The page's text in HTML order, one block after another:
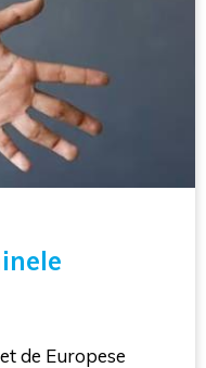
de Europese